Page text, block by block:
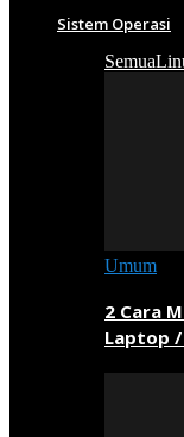
Sistem Operasi
Semua
Umum
2 Cara
Laptop /